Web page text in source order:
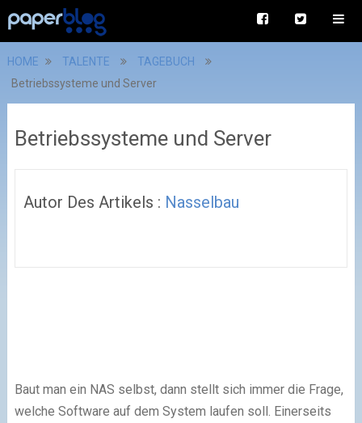
HOME TALENTE
TAGEBUCH
Betriebssysteme und Server
Betriebssysteme und Server
Autor Des Artikels : Nasselbau
Baut man ein NAS selbst, dann stellt sich immer die Frage,
welche Software auf dem System laufen soll. Einerseits